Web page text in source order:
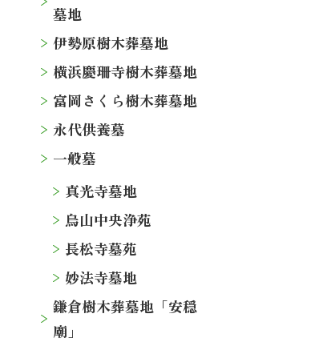
墓地
伊勢原樹木葬墓地
横浜慶珊寺樹木葬墓地
富岡さくら樹木葬墓地
永代供養墓
一般墓
真光寺墓地
烏山中央浄苑
長松寺墓苑
妙法寺墓地
鎌倉樹木葬墓地「安穏
廟」